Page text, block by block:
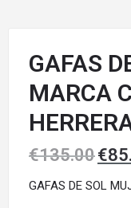
GAFAS
MARCA
€135.00€
GAFAS DE SOL